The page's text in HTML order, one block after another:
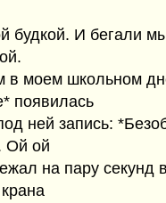
будкой. И бегали
в моем школьном
появилась
ней запись:
Ой ой
на пару секунд